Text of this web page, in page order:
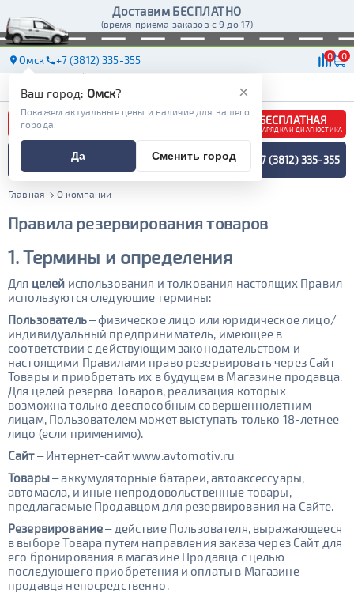
Доставим БЕСПЛАТНО
(время приема заказов с 9 до 17)
Омск +7 (3812) 335-355 0 0
АКБ ДОСТАВКА
БЕСПЛАТНАЯ
ЗАРЯДКА И ДИАГНОСТИКА
ПОДБОР АККУМУЛЯТОРА
СПЕЦИАЛИСТОМ +7 (3812) 335-355
Главная О компании
Правила резервирования товаров
1. Термины и определения
Для целей использования и толкования настоящих Правил
используются следующие термины:
Пользователь– физическое лицо или юридическое лицо/
индивидуальный предприниматель, имеющее в
соответствии с действующим законодательством и
настоящими Правилами право резервировать через Сайт
Товары и приобретать их в будущем в Магазине продавца.
Для целей резерва Товаров, реализация которых
возможна только дееспособным совершеннолетним
лицам, Пользователем может выступать только 18-летнее
лицо (если применимо).
Сайт– Интернет-сайт www.avtomotiv.ru
Товары– аккумуляторные батареи, автоаксессуары,
автомасла, и иные непродовольственные товары,
предлагаемые Продавцом для резервирования на Сайте.
Резервирование– действие Пользователя, выражающееся
в выборе Товара путем направления заказа через Сайт для
его бронирования в магазине Продавца с целью
последующего приобретения и оплаты в Магазине
продавца непосредственно.
×
Ваш город: Омск?
Покажем актуальные цены и наличие для вашего
города.
Да Сменить город